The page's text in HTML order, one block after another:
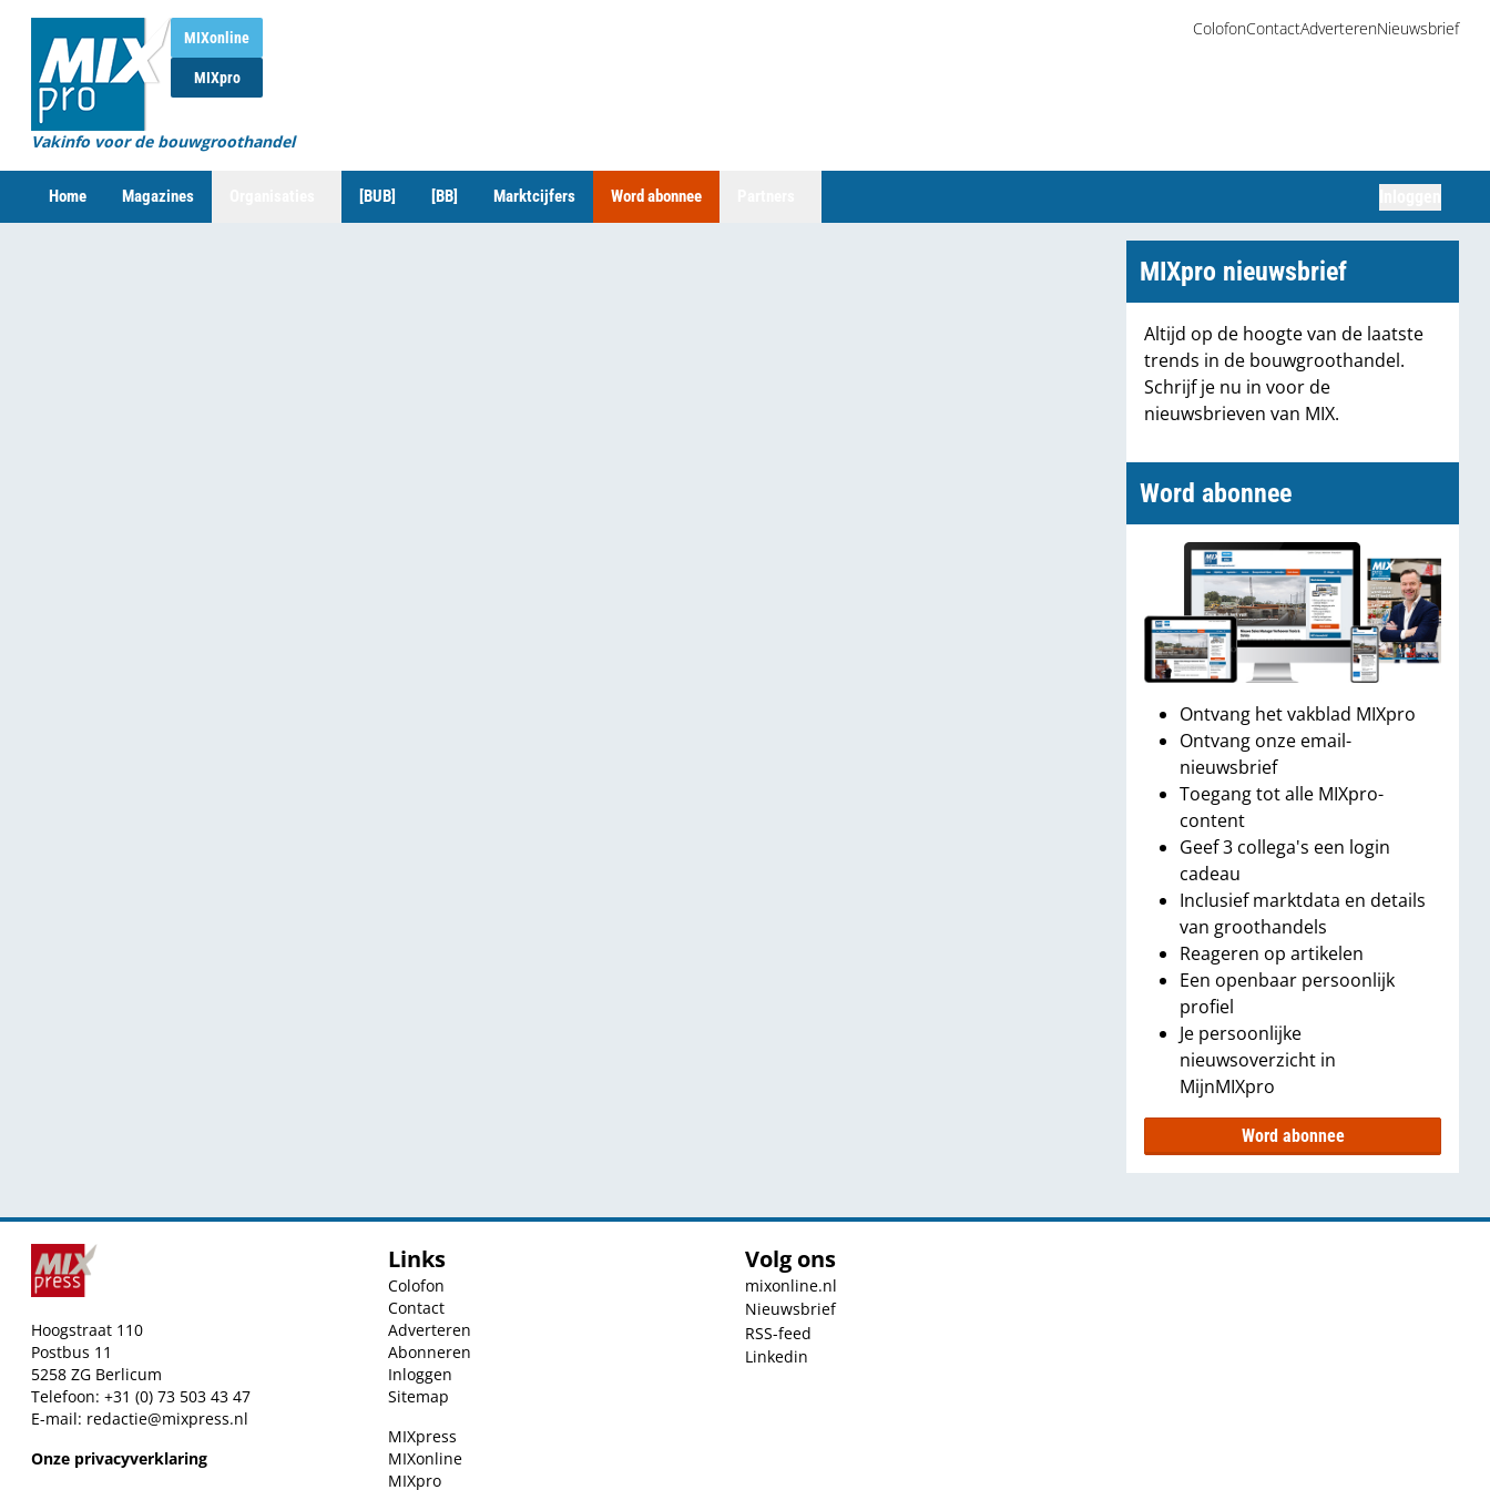
MIXonline
MIXpro
Vakinfo voor de bouwgroothandel
ColofonContactAdverterenNieuwsbrief
Home Magazines [BUB] [BB] Marktcijfers Word abonnee
MIXpro nieuwsbrief
Altijd op de hoogte van de laatste
trends in de bouwgroothandel.
Schrijf je nu in voor de
nieuwsbrieven van MIX.
Word abonnee
Ontvang het vakblad MIXpro
Ontvang onze email-
nieuwsbrief
Toegang tot alle MIXpro-
content
Geef 3 collega's een login
cadeau
Inclusief marktdata en details
van groothandels
Reageren op artikelen
Een openbaar persoonlijk
profiel
Je persoonlijke
nieuwsoverzicht in
MijnMIXpro
Word abonnee
Hoogstraat 110
Postbus 11
5258 ZG Berlicum
Telefoon: +31 (0) 73 503 43 47
E-mail: redactie@mixpress.nl
Onze privacyverklaring
Links
Colofon
Contact
Adverteren
Abonneren
Inloggen
Sitemap
MIXpress
MIXonline
MIXpro
Volg ons
mixonline.nl
Nieuwsbrief
RSS-feed
Linkedin